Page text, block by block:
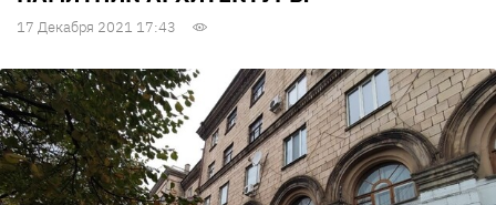
17 Декабря 2021 17:43